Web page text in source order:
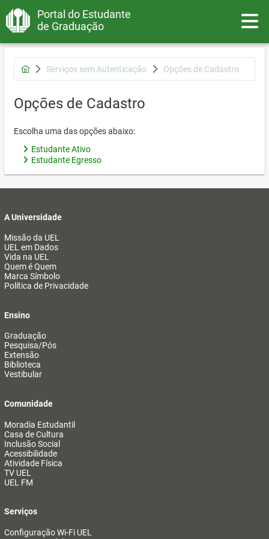
Portal do Estudante
de Graduação
Serviços sem Autenticação Opções de Cadastro
Opções de Cadastro
Escolha uma das opções abaixo:
Estudante Ativo
Estudante Egresso
A Universidade
Missão da UEL
UEL em Dados
Vida na UEL
Quem é Quem
Marca Símbolo
Política de Privacidade
Ensino
Graduação
Pesquisa/Pós
Extensão
Biblioteca
Vestibular
Comunidade
Moradia Estudantil
Casa de Cultura
Inclusão Social
Acessibilidade
Atividade Física
TV UEL
UEL FM
Serviços
Configuração Wi-Fi UEL